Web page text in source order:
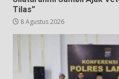
Tilas”
8 Agustus 2026